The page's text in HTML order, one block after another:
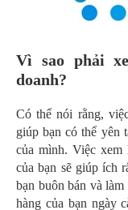
Vì sao phải
doanh?
Có thể nói rằng,
giúp bạn có thể yên
của mình. Việc
của bạn sẽ giúp ích
bạn buôn bán và
hàng của bạn ngày